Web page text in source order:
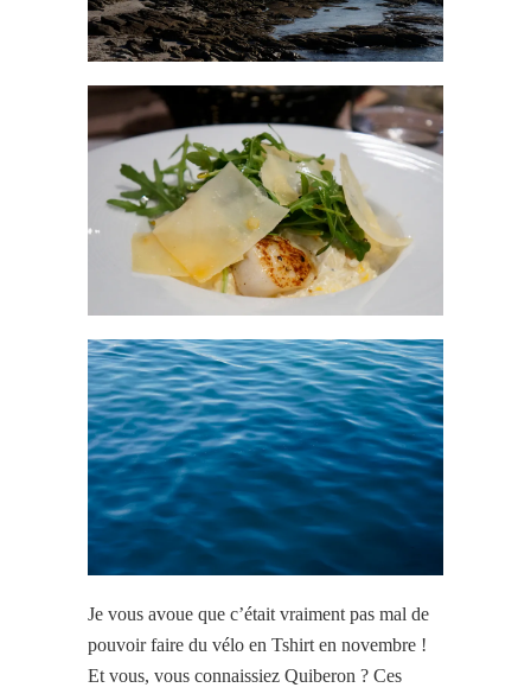
Je vous avoue que c’était vraiment pas mal de
pouvoir faire du vélo en Tshirt en novembre !
Et vous, vous connaissiez Quiberon ? Ces